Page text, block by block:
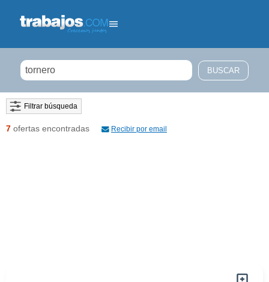
Filtrar búsqueda
7 ofertas encontradas Recibir por email